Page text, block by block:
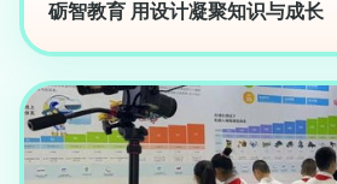
砺智教育 用设计凝聚知识与成长